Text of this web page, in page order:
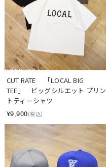
SOLD OUT
CUT RATE 　「LOCAL BIG
TEE」　ビッグシルエット プリン
トティーシャツ
¥9,900(税込)